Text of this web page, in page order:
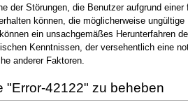
der Störungen, die Benutzer aufgrund
können, die möglicherweise
ein unsachgemäßes Herunterfahren
Kenntnissen, der versehentlich eine
anderer Faktoren.
"Error-42122" zu beheben